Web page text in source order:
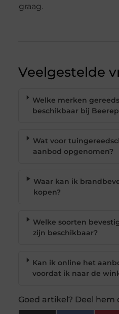
graag.
Veelgestelde
Welke merken
beschikbaar bij
Wat voor
aanbod opgenomen?
Waar kan ik
kopen?
Welke soorten
zijn beschikbaar?
Kan ik online het
voordat ik naar de
Goed artikel? Deel hem